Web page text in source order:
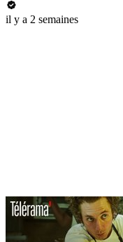
il y a 2 semaines